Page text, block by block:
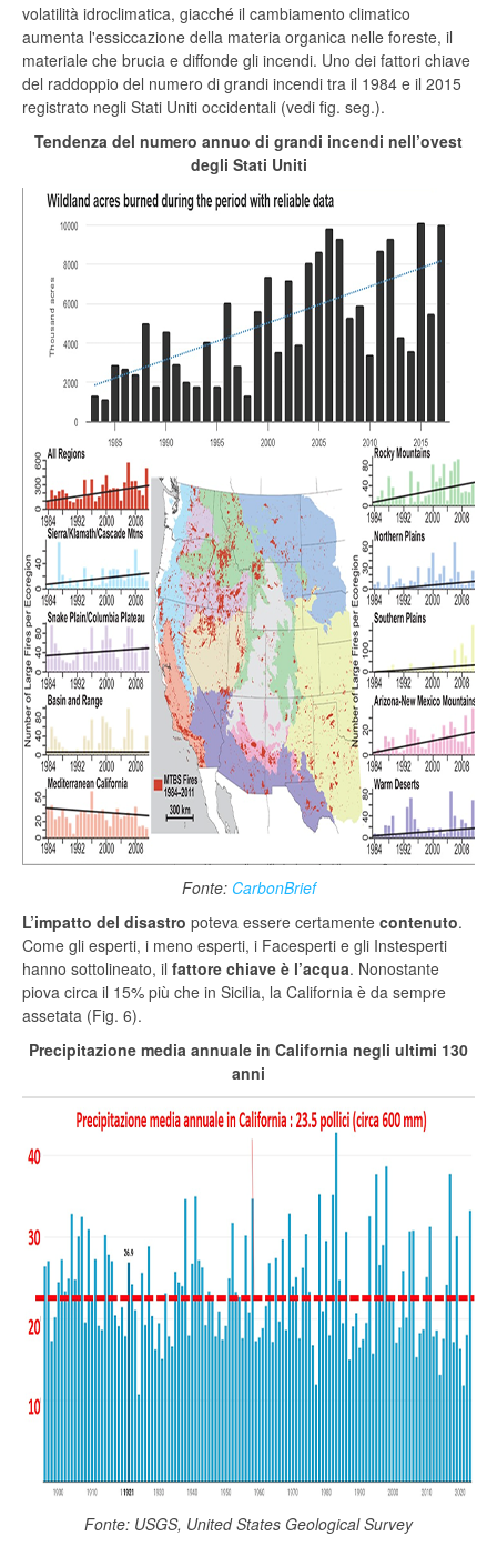
volatilità idroclimatica, giacché il cambiamento climatico
aumenta l'essiccazione della materia organica nelle foreste, il
materiale che brucia e diffonde gli incendi. Uno dei fattori chiave
del raddoppio del numero di grandi incendi tra il 1984 e il 2015
registrato negli Stati Uniti occidentali (vedi fig. seg.).
Tendenza del numero annuo di grandi incendi nell’ovest
degli Stati Uniti
Fonte: CarbonBrief
L’impatto del disastro poteva essere certamente contenuto.
Come gli esperti, i meno esperti, i Facesperti e gli Instesperti
hanno sottolineato, il fattore chiave è l’acqua. Nonostante
piova circa il 15% più che in Sicilia, la California è da sempre
assetata (Fig. 6).
Precipitazione media annuale in California negli ultimi 130
anni
Fonte: USGS, United States Geological Survey